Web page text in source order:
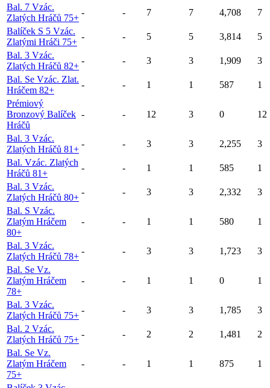
Bal. 7 Vzác.
Zlatých Hráčů 75+
- - 7 7 4,708
7
Balíček S 5 Vzác.
Zlatými Hráči 75+
- - 5 5 3,814
5
Bal. 3 Vzác.
Zlatých Hráčů 82+
- - 3 3 1,909
3
Bal. Se Vzác. Zlat.
Hráčem 82+
- - 1 1 587
1
Prémiový
Bronzový Balíček
Hráčů
- - 12 3 0 12
Bal. 3 Vzác.
Zlatých Hráčů 81+
- - 3 3 2,255
3
Bal. Vzác. Zlatých
Hráčů 81+
- - 1 1 585
1
Bal. 3 Vzác.
Zlatých Hráčů 80+
- - 3 3 2,332
3
Bal. S Vzác.
Zlatým Hráčem
80+
- - 1 1 580 1
Bal. 3 Vzác.
Zlatých Hráčů 78+
- - 3 3 1,723
3
Bal. Se Vz.
Zlatým Hráčem
78+
- - 1 1 0 1
Bal. 3 Vzác.
Zlatých Hráčů 75+
- - 3 3 1,785
3
Bal. 2 Vzác.
Zlatých Hráčů 75+
- - 2 2 1,481
2
Bal. Se Vz.
Zlatým Hráčem
75+
- - 1 1 875 1